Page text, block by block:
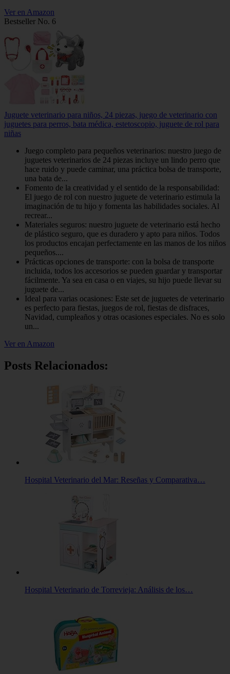
Ver en Amazon
Bestseller No. 6
Juguete veterinario para niños, 24 piezas, juego de veterinario con
juguetes para perros, bata médica, estetoscopio, juguete de rol para
niñas
Juego completo para pequeños veterinarios: nuestro juego de
juguetes veterinarios de 24 piezas incluye un lindo perro que
hace ruido y puede caminar, una práctica bolsa de transporte,
una bata de...
Fomento de la creatividad y el sentido de la responsabilidad:
El juego de rol con nuestro juguete de veterinario estimula la
imaginación de tu hijo y fomenta las habilidades sociales. Al
recrear...
Materiales seguros: nuestro juguete de veterinario está hecho
de plástico seguro, que es duradero y apto para niños. Todos
los productos encajan perfectamente en las manos de los niños
pequeños....
Prácticas opciones de transporte: con la bolsa de transporte
incluida, todos los accesorios se pueden guardar y transportar
fácilmente. Ya sea en casa o en viajes, su hijo puede llevar su
juguete de...
Ideal para varias ocasiones: Este set de juguetes de veterinario
es perfecto para fiestas, juegos de rol, fiestas de disfraces,
Navidad, cumpleaños y otras ocasiones especiales. No es solo
un...
Ver en Amazon
Posts Relacionados:
Hospital Veterinario del Mar: Reseñas y Comparativa…
Hospital Veterinario de Torrevieja: Análisis de los…